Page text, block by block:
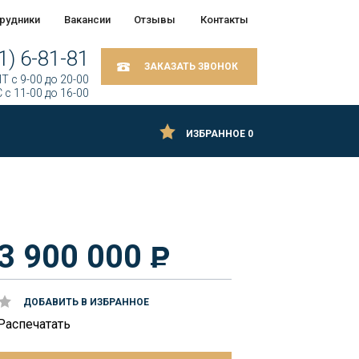
Вакансии Отзывы Контакты
ЗАКАЗАТЬ ЗВОНОК
6-81-81
c 9-00 до 20-00
11-00 до 16-00
ИЗБРАННОЕ 0
900 000
ДОБАВИТЬ В ИЗБРАННОЕ